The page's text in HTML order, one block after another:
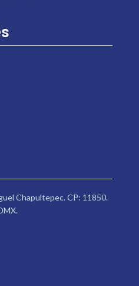
Chapultepec. CP: 11850.